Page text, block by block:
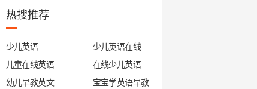
热搜推荐
少儿英语
少儿英语在线
儿童在线英语
在线少儿英语
幼儿早教英文
宝宝学英语早教